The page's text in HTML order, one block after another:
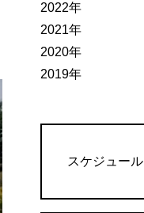
2022年
2021年
2020年
2019年
スケジュール